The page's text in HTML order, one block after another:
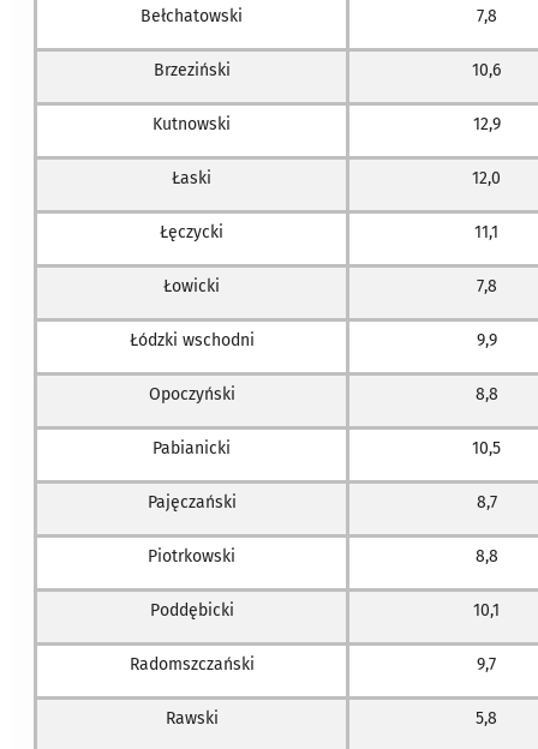
Bełchatowski 7,8
Brzeziński 10,6
Kutnowski 12,9
Łaski 12,0
Łęczycki 11,1
Łowicki 7,8
Łódzki wschodni 9,9
Opoczyński 8,8
Pabianicki 10,5
Pajęczański 8,7
Piotrkowski 8,8
Poddębicki 10,1
Radomszczański 9,7
Rawski 5,8